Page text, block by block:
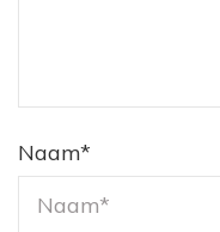
Naam*